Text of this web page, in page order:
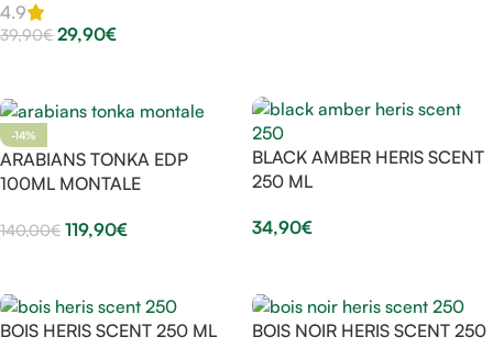
4.9
39,90€ 29,90€
-14%
ARABIANS TONKA EDP
100ML MONTALE
140,00€ 119,90€
BLACK AMBER HERIS SCENT
250 ML
34,90€
BOIS HERIS SCENT 250 ML
BOIS NOIR HERIS SCENT 250